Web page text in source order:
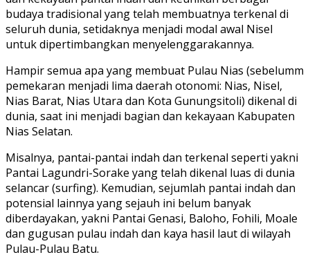
budaya tradisional yang telah membuatnya terkenal di
seluruh dunia, setidaknya menjadi modal awal Nisel
untuk dipertimbangkan menyelenggarakannya.
Hampir semua apa yang membuat Pulau Nias (sebelumm
pemekaran menjadi lima daerah otonomi: Nias, Nisel,
Nias Barat, Nias Utara dan Kota Gunungsitoli) dikenal di
dunia, saat ini menjadi bagian dan kekayaan Kabupaten
Nias Selatan.
Misalnya, pantai-pantai indah dan terkenal seperti yakni
Pantai Lagundri-Sorake yang telah dikenal luas di dunia
selancar (surfing). Kemudian, sejumlah pantai indah dan
potensial lainnya yang sejauh ini belum banyak
diberdayakan, yakni Pantai Genasi, Baloho, Fohili, Moale
dan gugusan pulau indah dan kaya hasil laut di wilayah
Pulau-Pulau Batu.